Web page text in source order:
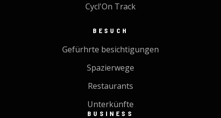
Cycl'On Track
BESUCH
Gefürhrte besichtigungen
Spazierwege
Restaurants
Unterkünfte
BUSINESS